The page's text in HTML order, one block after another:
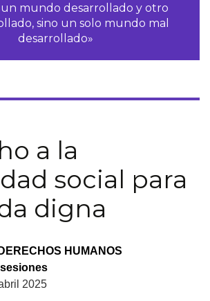
un mundo desarrollado y otro
sino un solo mundo mal
desarrollado»
a la
social para
digna
HUMANOS
2025